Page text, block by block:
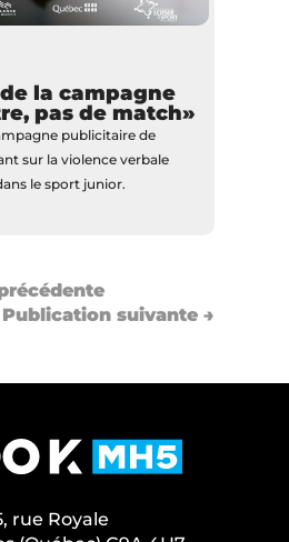
la campagne
pas de match»
publicitaire de
sur la violence verbale
le sport junior.
Publication suivante→
rue Royale